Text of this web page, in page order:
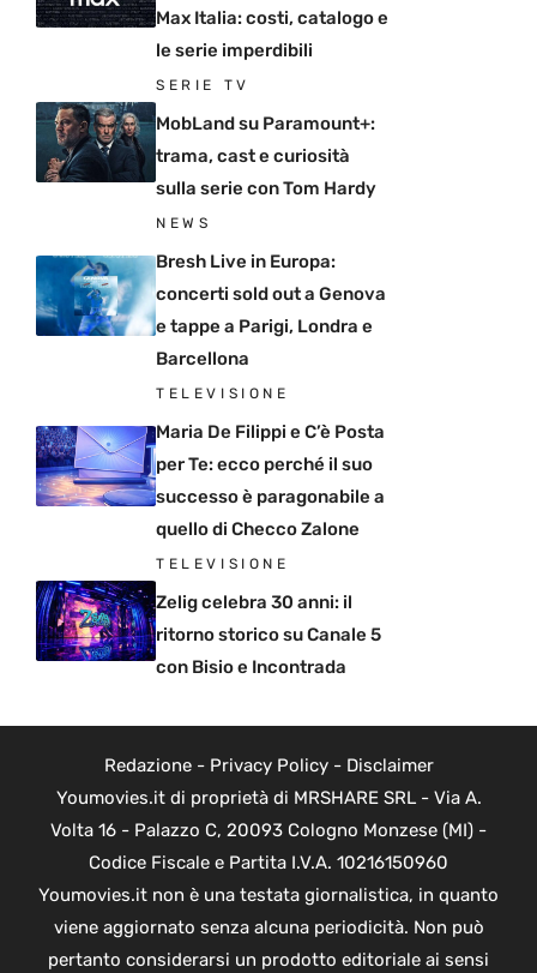
Max Italia: costi, catalogo e
le serie imperdibili
SERIE TV
MobLand su Paramount+:
trama, cast e curiosità
sulla serie con Tom Hardy
NEWS
Bresh Live in Europa:
concerti sold out a Genova
e tappe a Parigi, Londra e
Barcellona
TELEVISIONE
Maria De Filippi e C’è Posta
per Te: ecco perché il suo
successo è paragonabile a
quello di Checco Zalone
TELEVISIONE
Zelig celebra 30 anni: il
ritorno storico su Canale 5
con Bisio e Incontrada
Redazione- Privacy Policy- Disclaimer
Youmovies.it di proprietà di MRSHARE SRL - Via A.
Volta 16 - Palazzo C, 20093 Cologno Monzese (MI) -
Codice Fiscale e Partita I.V.A. 10216150960
Youmovies.it non è una testata giornalistica, in quanto
viene aggiornato senza alcuna periodicità. Non può
pertanto considerarsi un prodotto editoriale ai sensi